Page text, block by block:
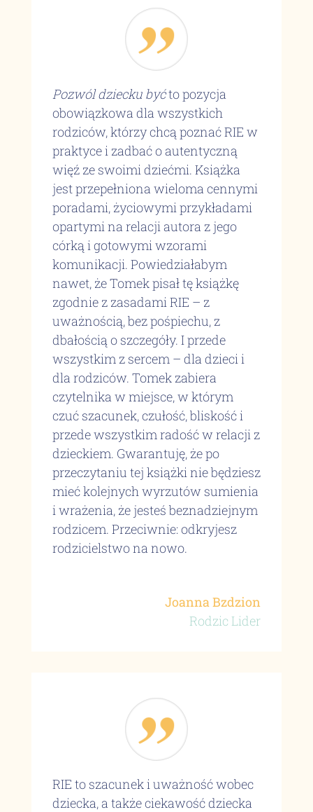
Pozwól dziecku byćto pozycja
obowiązkowa dla wszystkich
rodziców, którzy chcą poznać RIE w
praktyce i zadbać o autentyczną
więź ze swoimi dziećmi. Książka
jest przepełniona wieloma cennymi
poradami, życiowymi przykładami
opartymi na relacji autora z jego
córką i gotowymi wzorami
komunikacji. Powiedziałabym
nawet, że Tomek pisał tę książkę
zgodnie z zasadami RIE – z
uważnością, bez pośpiechu, z
dbałością o szczegóły. I przede
wszystkim z sercem – dla dzieci i
dla rodziców. Tomek zabiera
czytelnika w miejsce, w którym
czuć szacunek, czułość, bliskość i
przede wszystkim radość w relacji z
dzieckiem. Gwarantuję, że po
przeczytaniu tej książki nie będziesz
mieć kolejnych wyrzutów sumienia
i wrażenia, że jesteś beznadziejnym
rodzicem. Przeciwnie: odkryjesz
rodzicielstwo na nowo.
Joanna Bzdzion
Rodzic Lider
RIE to szacunek i uważność wobec
dziecka, a także ciekawość dziecka